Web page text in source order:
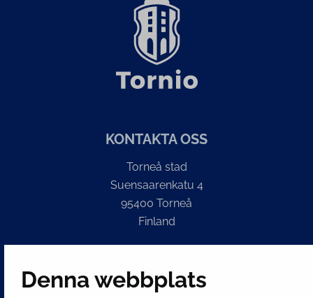
Denna webbplats
KONTAKTA OSS
Torneå stad
Suensaarenkatu 4
95400 Torneå
Finland
(kl 8 – 16) + 358 16 432 11